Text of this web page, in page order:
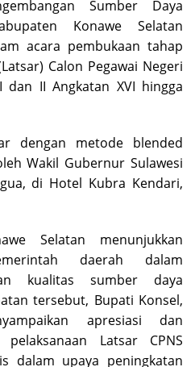
Sumber Daya
Konawe Selatan
acara pembukaan tahap
Calon Pegawai Negeri
dan II Angkatan XVI hingga
dengan metode blended
Wakil Gubernur Sulawesi
di Hotel Kubra Kendari,
Selatan menunjukkan
daerah dalam
kualitas sumber daya
tersebut, Bupati Konsel,
apresiasi dan
Latsar CPNS
dalam upaya peningkatan